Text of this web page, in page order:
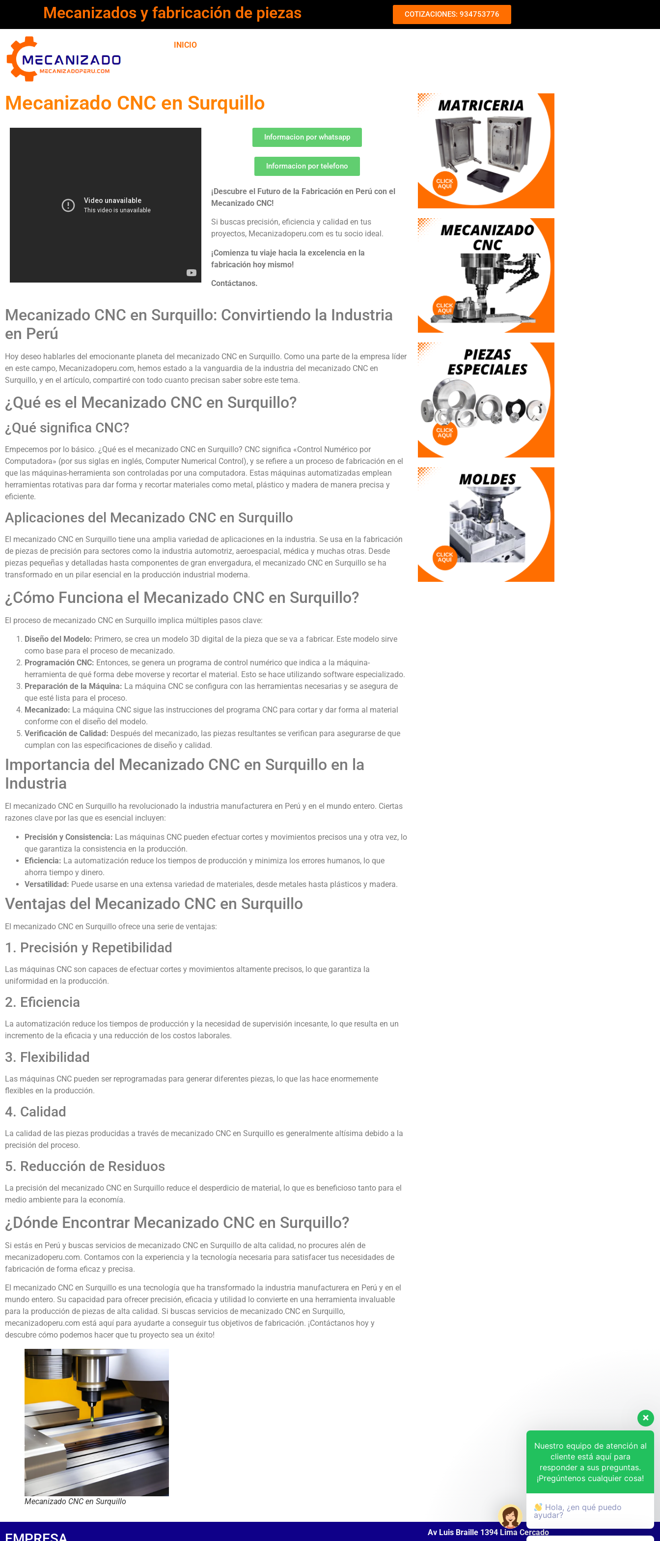
Mecanizados y fabricación de piezas COTIZACIONES: 934753776
INICIO
Mecanizado CNC en Surquillo
Informacion por whatsapp
Informacion por telefono
¡Descubre el Futuro de la Fabricación en Perú con el
Mecanizado CNC!
Si buscas precisión, eficiencia y calidad en tus
proyectos, Mecanizadoperu.com es tu socio ideal.
¡Comienza tu viaje hacia la excelencia en la
fabricación hoy mismo!
Contáctanos.
Mecanizado CNC en Surquillo: Convirtiendo la Industria
en Perú
Hoy deseo hablarles del emocionante planeta del mecanizado CNC en Surquillo. Como una parte de la empresa líder
en este campo, Mecanizadoperu.com, hemos estado a la vanguardia de la industria del mecanizado CNC en
Surquillo, y en el artículo, compartiré con todo cuanto precisan saber sobre este tema.
¿Qué es el Mecanizado CNC en Surquillo?
¿Qué significa CNC?
Empecemos por lo básico. ¿Qué es el mecanizado CNC en Surquillo? CNC significa «Control Numérico por
Computadora» (por sus siglas en inglés, Computer Numerical Control), y se refiere a un proceso de fabricación en el
que las máquinas-herramienta son controladas por una computadora. Estas máquinas automatizadas emplean
herramientas rotativas para dar forma y recortar materiales como metal, plástico y madera de manera precisa y
eficiente.
Aplicaciones del Mecanizado CNC en Surquillo
El mecanizado CNC en Surquillo tiene una amplia variedad de aplicaciones en la industria. Se usa en la fabricación
de piezas de precisión para sectores como la industria automotriz, aeroespacial, médica y muchas otras. Desde
piezas pequeñas y detalladas hasta componentes de gran envergadura, el mecanizado CNC en Surquillo se ha
transformado en un pilar esencial en la producción industrial moderna.
¿Cómo Funciona el Mecanizado CNC en Surquillo?
El proceso de mecanizado CNC en Surquillo implica múltiples pasos clave:
Diseño del Modelo: Primero, se crea un modelo 3D digital de la pieza que se va a fabricar. Este modelo sirve
como base para el proceso de mecanizado.
Programación CNC: Entonces, se genera un programa de control numérico que indica a la máquina-
herramienta de qué forma debe moverse y recortar el material. Esto se hace utilizando software especializado.
Preparación de la Máquina: La máquina CNC se configura con las herramientas necesarias y se asegura de
que esté lista para el proceso.
Mecanizado: La máquina CNC sigue las instrucciones del programa CNC para cortar y dar forma al material
conforme con el diseño del modelo.
Verificación de Calidad: Después del mecanizado, las piezas resultantes se verifican para asegurarse de que
cumplan con las especificaciones de diseño y calidad.
Importancia del Mecanizado CNC en Surquillo en la
Industria
El mecanizado CNC en Surquillo ha revolucionado la industria manufacturera en Perú y en el mundo entero. Ciertas
razones clave por las que es esencial incluyen:
Precisión y Consistencia: Las máquinas CNC pueden efectuar cortes y movimientos precisos una y otra vez, lo
que garantiza la consistencia en la producción.
Eficiencia: La automatización reduce los tiempos de producción y minimiza los errores humanos, lo que
ahorra tiempo y dinero.
Versatilidad: Puede usarse en una extensa variedad de materiales, desde metales hasta plásticos y madera.
Ventajas del Mecanizado CNC en Surquillo
El mecanizado CNC en Surquillo ofrece una serie de ventajas:
1. Precisión y Repetibilidad
Las máquinas CNC son capaces de efectuar cortes y movimientos altamente precisos, lo que garantiza la
uniformidad en la producción.
2. Eficiencia
La automatización reduce los tiempos de producción y la necesidad de supervisión incesante, lo que resulta en un
incremento de la eficacia y una reducción de los costos laborales.
3. Flexibilidad
Las máquinas CNC pueden ser reprogramadas para generar diferentes piezas, lo que las hace enormemente
flexibles en la producción.
4. Calidad
La calidad de las piezas producidas a través de mecanizado CNC en Surquillo es generalmente altísima debido a la
precisión del proceso.
5. Reducción de Residuos
La precisión del mecanizado CNC en Surquillo reduce el desperdicio de material, lo que es beneficioso tanto para el
medio ambiente para la economía.
¿Dónde Encontrar Mecanizado CNC en Surquillo?
Si estás en Perú y buscas servicios de mecanizado CNC en Surquillo de alta calidad, no procures alén de
mecanizadoperu.com. Contamos con la experiencia y la tecnología necesaria para satisfacer tus necesidades de
fabricación de forma eficaz y precisa.
El mecanizado CNC en Surquillo es una tecnología que ha transformado la industria manufacturera en Perú y en el
mundo entero. Su capacidad para ofrecer precisión, eficacia y utilidad lo convierte en una herramienta invaluable
para la producción de piezas de alta calidad. Si buscas servicios de mecanizado CNC en Surquillo,
mecanizadoperu.com está aquí para ayudarte a conseguir tus objetivos de fabricación. ¡Contáctanos hoy y
descubre cómo podemos hacer que tu proyecto sea un éxito!
Mecanizado CNC en Surquillo
Av Luis Braille 1394 Lima Cercado
Nuestro equipo de atención al
cliente está aquí para
responder a sus preguntas.
¡Pregúntenos cualquier cosa!
Hola, ¿en qué puedo
ayudar?